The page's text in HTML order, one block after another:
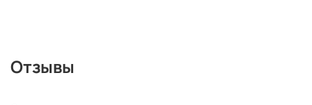
Отзывы